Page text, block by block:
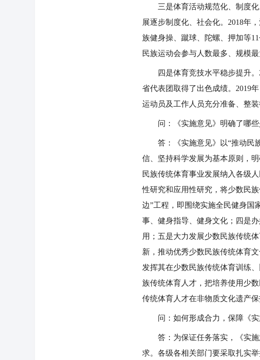
三是体育活动规范化、制度化
展逐步制度化、社会化。2018年
族健身操、蹴球、陀螺、押加等
民族运动会参与人数最多、规模最
四是体育竞技水平稳步提升。
省代表团取得了出色成绩。2019
运动员及工作人员充分准备、整装
问：《实施意见》明确了哪些
答：《实施意见》以“推动民族
信、坚持科学发展为基本原则，
民族传统体育事业发展纳入各级
性研究和应用性研究，将少数民
边”工程，即围绕实施全民健身国
事、健身指导、健身文化；四是
用；五是大力发展少数民族传统
新，推动优秀少数民族传统体育
发挥其在少数民族传统体育训练
族传统体育人才，把培养使用少
传统体育人才在非物质文化遗产
问：如何形成合力，保障《实
答：为保证任务落实，《实施
求。各级各相关部门要采取扎实